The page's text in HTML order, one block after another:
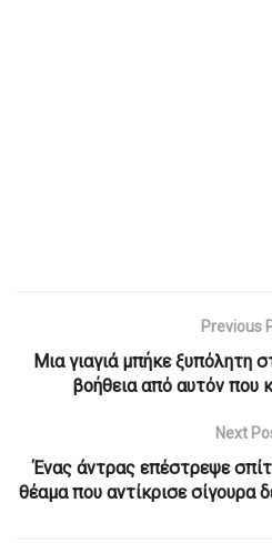
Previous
Μια γιαγιά μπήκε ξυπόλητη
βοήθεια από αυτόν που
Next
Ένας άντρας επέστρεψε
θέαμα που αντίκρισε σίγουρα